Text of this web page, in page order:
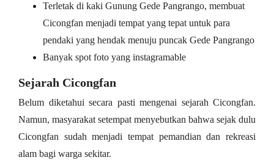
Terletak di kaki Gunung Gede Pangrango, membuat
Cicongfan menjadi tempat yang tepat untuk para
pendaki yang hendak menuju puncak Gede Pangrango
Banyak spot foto yang instagramable
Sejarah Cicongfan
Belum diketahui secara pasti mengenai sejarah Cicongfan.
Namun, masyarakat setempat menyebutkan bahwa sejak dulu
Cicongfan sudah menjadi tempat pemandian dan rekreasi
alam bagi warga sekitar.